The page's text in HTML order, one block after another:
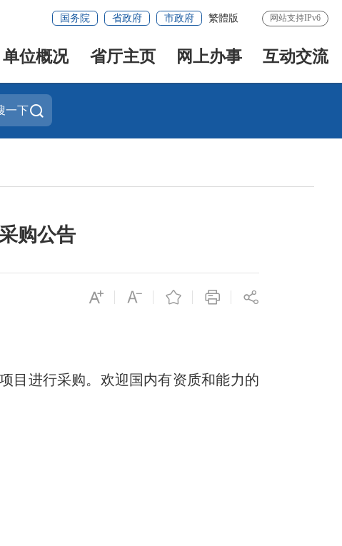
国务院 省政府 市政府 繁體版 网站支持IPv6
单位概况 省厅主页 网上办事 互动交流
一下
购公告
进行采购。欢迎国内有资质和能力的